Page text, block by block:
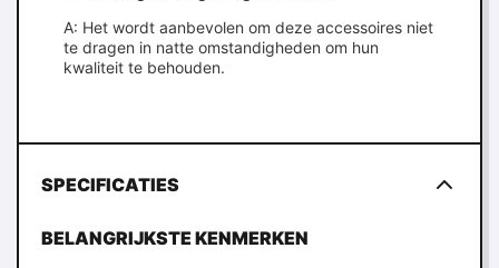
A: Het wordt aanbevolen om deze accessoires niet
te dragen in natte omstandigheden om hun
kwaliteit te behouden.
SPECIFICATIES
BELANGRIJKSTE KENMERKEN